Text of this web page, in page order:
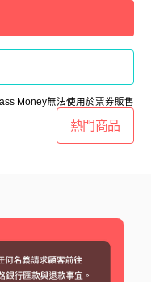
Money無法使用於票券販售
熱門商品